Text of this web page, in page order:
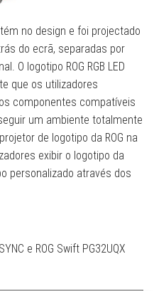
no design e foi projectado
do ecrã, separadas por
O logotipo ROG RGB LED
que os utilizadores
componentes compatíveis
um ambiente totalmente
de logotipo da ROG na
exibir o logotipo da
personalizado através dos
e ROG Swift PG32UQX